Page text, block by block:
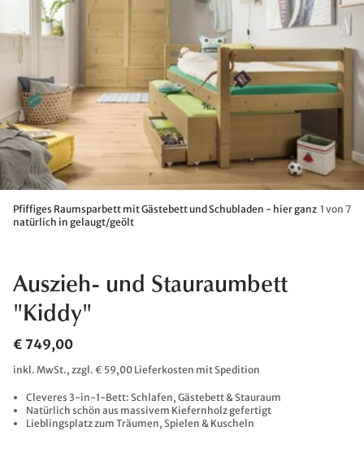
Pfiffiges Raumsparbett mit Gästebett und Schubladen - hier ganz
natürlich in gelaugt/geölt
1 von 7
Auszieh- und Stauraumbett
"Kiddy"
€ 749,00
inkl. MwSt., zzgl. € 59,00 Lieferkosten mit Spedition
Cleveres 3-in-1-Bett: Schlafen, Gästebett & Stauraum
Natürlich schön aus massivem Kiefernholz gefertigt
Lieblingsplatz zum Träumen, Spielen & Kuscheln